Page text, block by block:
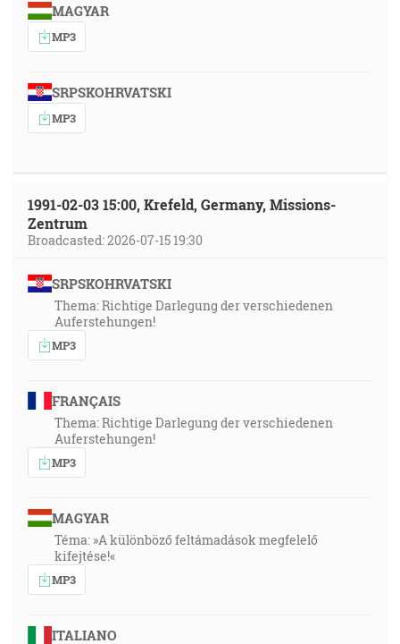
MAGYAR
MP3
SRPSKOHRVATSKI
MP3
1991-02-03 15:00, Krefeld, Germany, Missions-
Zentrum
Broadcasted: 2026-07-15 19:30
SRPSKOHRVATSKI
Thema: Richtige Darlegung der verschiedenen
Auferstehungen!
MP3
FRANÇAIS
Thema: Richtige Darlegung der verschiedenen
Auferstehungen!
MP3
MAGYAR
Téma: »A különböző feltámadások megfelelő
kifejtése!«
MP3
ITALIANO